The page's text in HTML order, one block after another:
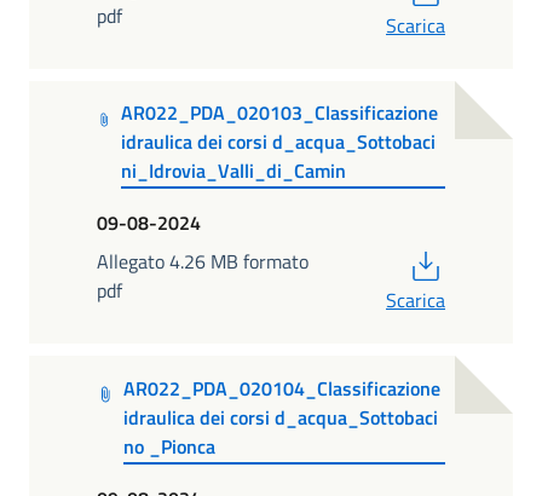
pdf
Scarica
AR022_PDA_020103_Classificazione
idraulica dei corsi d_acqua_Sottobaci
ni_Idrovia_Valli_di_Camin
09-08-2024
Allegato 4.26 MB formato
pdf
Scarica
AR022_PDA_020104_Classificazione
idraulica dei corsi d_acqua_Sottobaci
no _Pionca